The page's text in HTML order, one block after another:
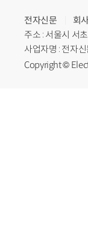
전자신문
회
주소 : 서울시 서
사업자명 : 전자
Copyright ©